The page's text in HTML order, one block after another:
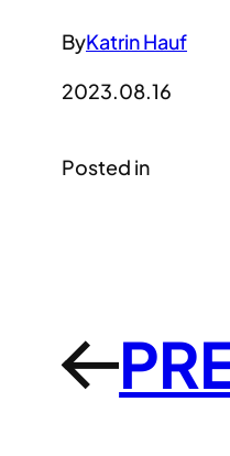
ByKatrin Hauf
2023.08.16
Posted in
←